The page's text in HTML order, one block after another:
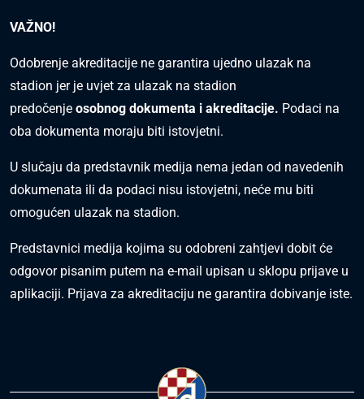
VAŽNO!
Odobrenje akreditacije ne garantira ujedno ulazak na
stadion jer je uvjet za ulazak na stadion
predočenje osobnog dokumenta i akreditacije. Podaci na
oba dokumenta moraju biti istovjetni.
U slučaju da predstavnik medija nema jedan od navedenih
dokumenata ili da podaci nisu istovjetni, neće mu biti
omogućen ulazak na stadion.
Predstavnici medija kojima su odobreni zahtjevi dobit će
odgovor pisanim putem na e-mail upisan u sklopu prijave u
aplikaciji. Prijava za akreditaciju ne garantira dobivanje iste.